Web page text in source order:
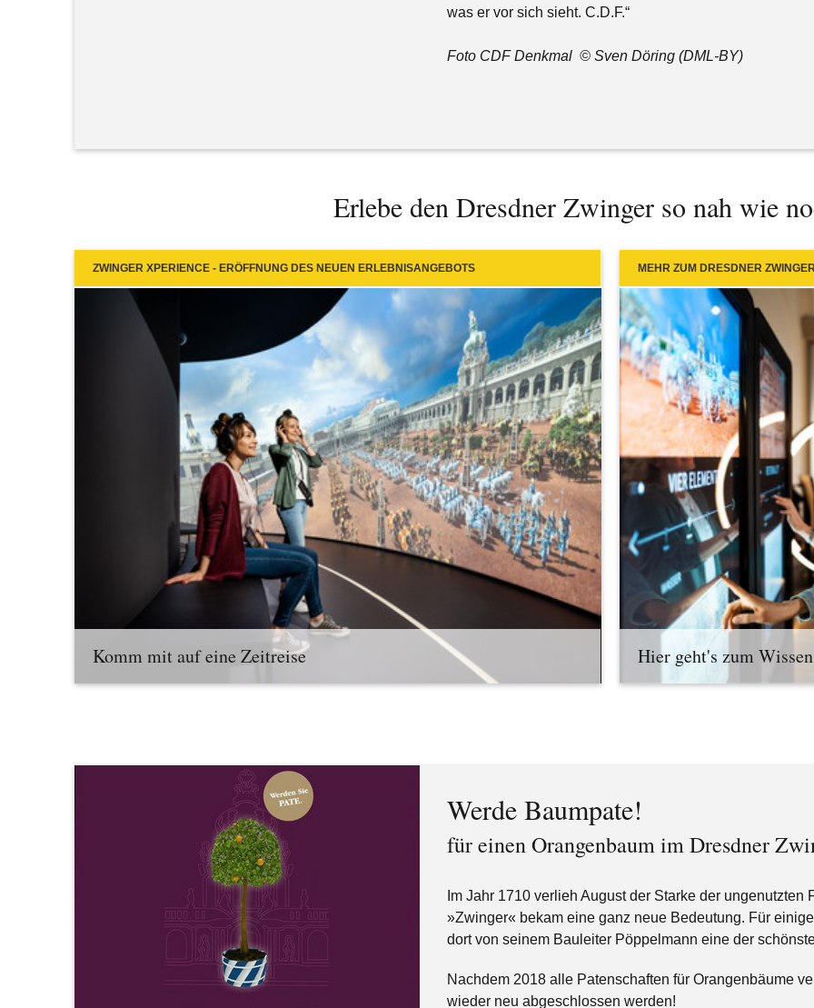
was er vor sich sieht. C.D.F.“
Foto CDF Denkmal © Sven Döring (DML-BY)
Erlebe den Dresdner Zwinger so nah wie
ZWINGER XPERIENCE - ERÖFFNUNG DES NEUEN ERLEBNISANGEBOTS
Komm mit auf eine Zeitreise
MEHR ZUM DRESDNER
Hier geht's zum
Werde Baumpate!
für einen Orangenbaum im Dresdner
Im Jahr 1710 verlieh August der Starke der
»Zwinger« bekam eine ganz neue Bedeutung. Für
dort von seinem Bauleiter Pöppelmann eine der
Nachdem 2018 alle Patenschaften für Orangenbäume
wieder neu abgeschlossen werden!